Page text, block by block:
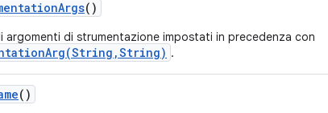
Args()
argomenti di strumentazione impostati in precedenza con
.
()